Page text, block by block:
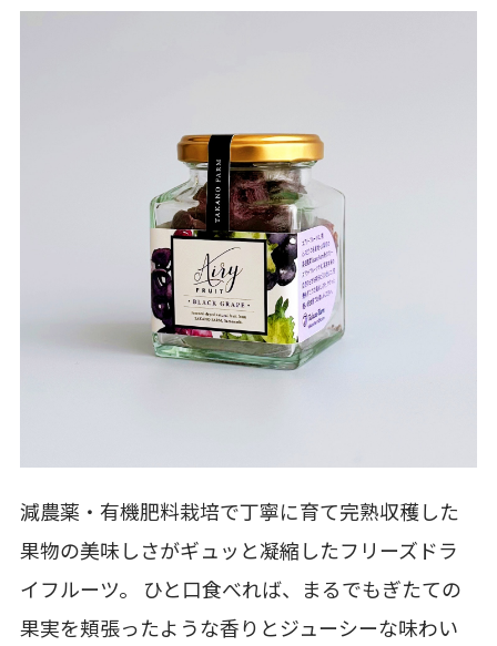
減農薬・有機肥料栽培で丁寧に育て完熟収穫した
果物の美味しさがギュッと凝縮したフリーズドラ
イフルーツ。 ひと口食べれば、まるでもぎたての
果実を頬張ったような香りとジューシーな味わい